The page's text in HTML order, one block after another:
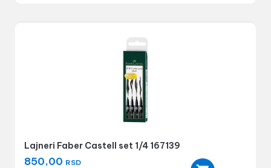
Lajneri Faber Castell set 1/4 167139
850,00 RSD